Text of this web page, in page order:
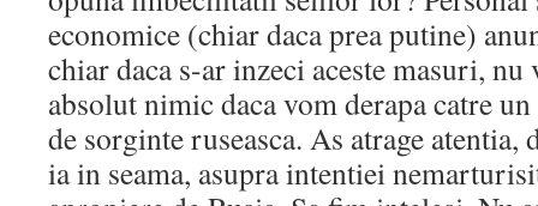
economice (chiar daca prea putine)
chiar daca s-ar inzeci aceste masuri,
absolut nimic daca vom derapa catre
de sorginte ruseasca. As atrage atentia,
ia in seama, asupra intentiei